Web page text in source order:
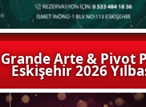
Grande Arte & Pivot
Eskişehir 2026